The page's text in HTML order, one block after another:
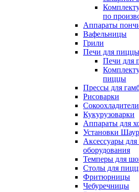
по
Аппараты
Вафельницы
Грили
Печи для пиццы
Печи для
пиццы
Прессы для
Рисоварки
Сокоохладители
Кукурузоварки
Аппараты для
Установки
Аксессуары для
оборудования
Темперы для
Столы для
Фритюрницы
Чебуречницы